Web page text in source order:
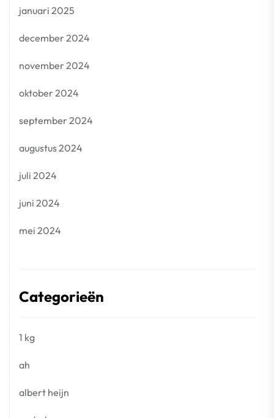
januari 2025
december 2024
november 2024
oktober 2024
september 2024
augustus 2024
juli 2024
juni 2024
mei 2024
Categorieën
1 kg
ah
albert heijn